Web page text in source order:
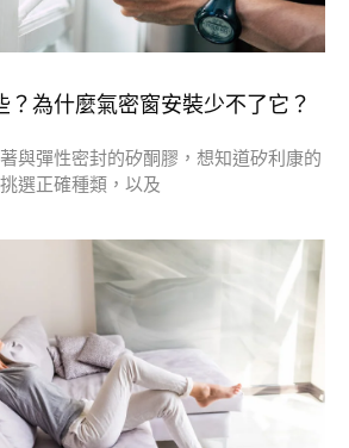
？為什麼氣密窗安裝少不了它？
與彈性密封的矽酮膠，想知道矽利康的
選正確種類，以及